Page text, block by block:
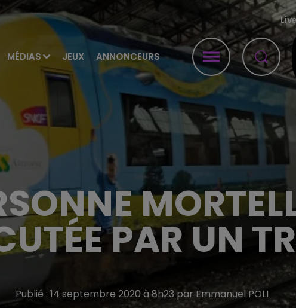
MÉDIAS JEUX ANNONCEURS
PAR UN
Publié : 14 septembre 2020 à 8h23 par Emmanuel POLI